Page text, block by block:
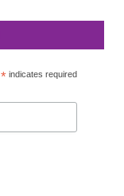
*indicates required